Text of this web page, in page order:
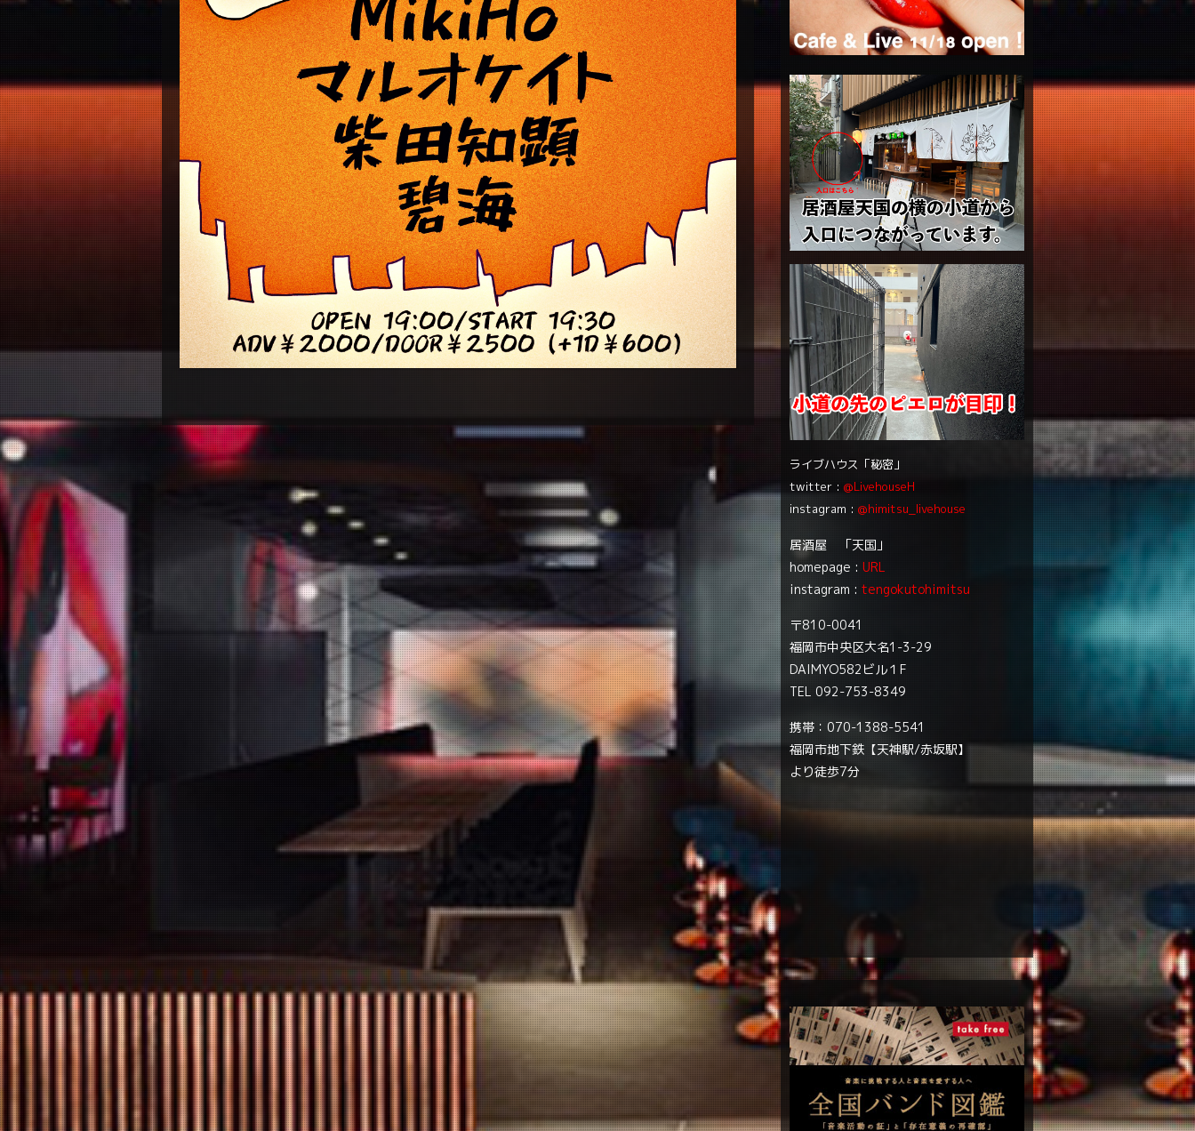
ライブハウス「秘密」
twitter : @LivehouseH
instagram : @himitsu_livehouse
居酒屋 「天国」
homepage : URL
instagram : tengokutohimitsu
〒810-0041
福岡市中央区大名1-3-29
DAIMYO582ビル１F
TEL 092-753-8349
携帯：070-1388-5541
福岡市地下鉄【天神駅/赤坂駅】
より徒歩7分